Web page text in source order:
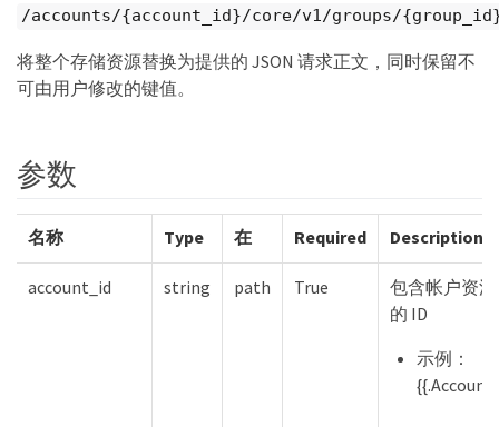
/accounts/{account_id}/core/v1/groups/
将整个存储资源替换为提供的 JSON 请求正文，同时保留不
可由用户修改的键值。
参数
名称 Type 在 Required Description
account_id string path True
包含帐户资源
的 ID
示例：